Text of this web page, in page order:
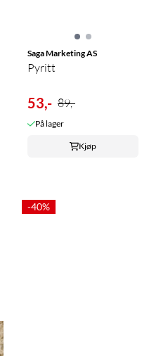
Saga Marketing AS
Pyritt
53,- 89,-
På lager
Kjøp
-40%